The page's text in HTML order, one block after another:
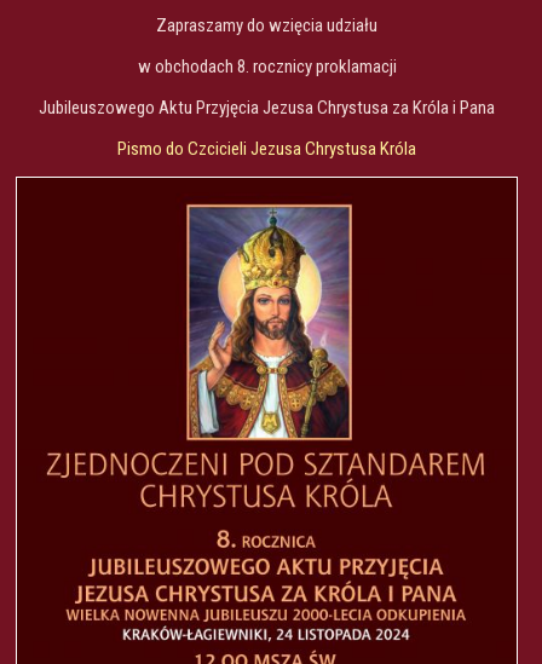
Zapraszamy do wzięcia udziału
w obchodach 8. rocznicy proklamacji
Jubileuszowego Aktu Przyjęcia Jezusa Chrystusa za Króla i Pana
Pismo do Czcicieli Jezusa Chrystusa Króla